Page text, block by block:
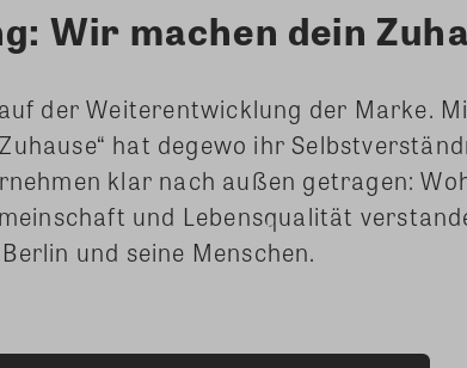
Wir machen dein
der Weiterentwicklung der Marke.
hat degewo ihr
klar nach außen getragen:
und Lebensqualität
und seine Menschen.